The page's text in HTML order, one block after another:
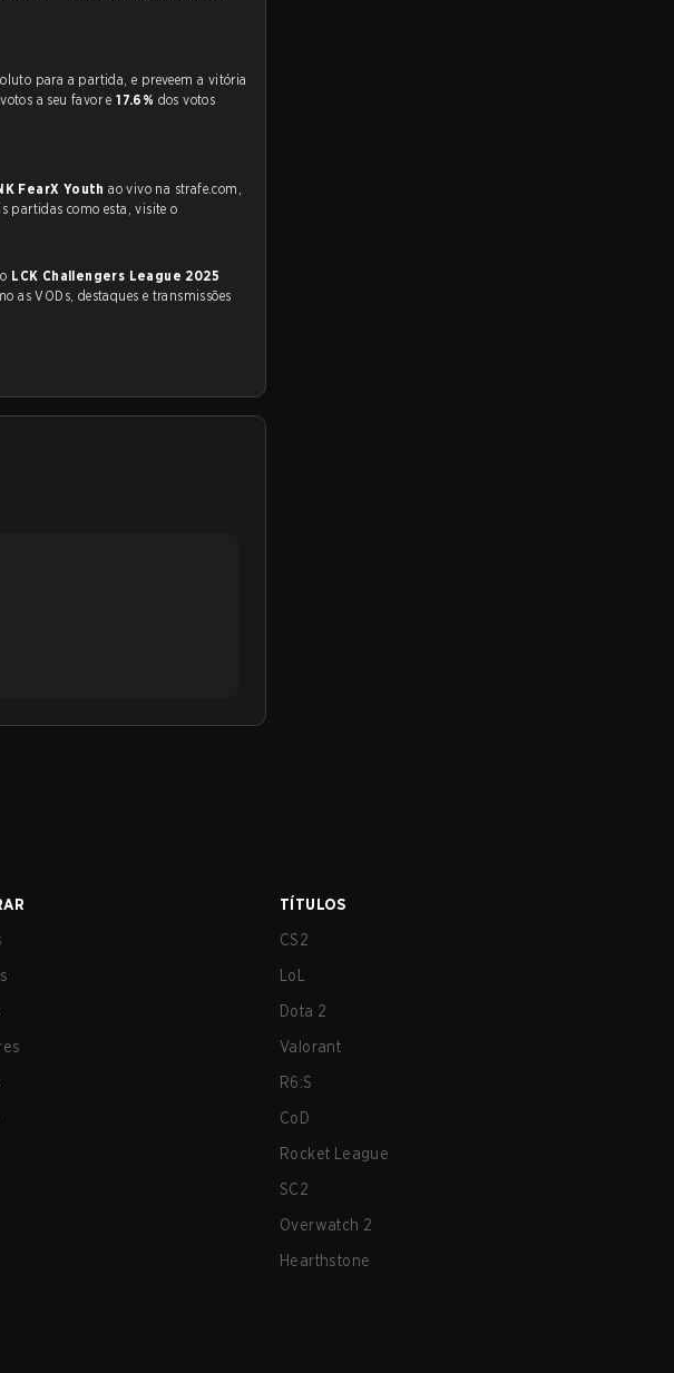
a seu favor e17.6% dos votos
FearX Youthao vivo na strafe.com,
partidas como esta, visite o
LCK Challengers League 2025
TÍTULOS
CS2
LoL
Dota 2
Valorant
R6:S
CoD
Rocket League
SC2
Overwatch 2
Hearthstone